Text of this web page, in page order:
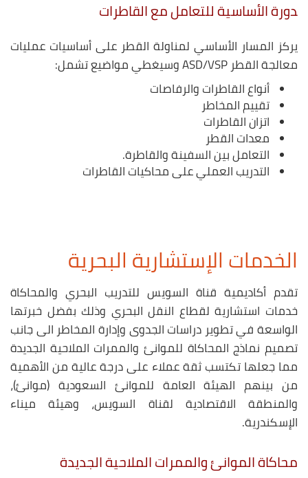
دورة الأساسية للتعامل مع القاطرات
يركز المسار الأساسي لمناولة القطر على أساسيات عمليات
معالجة القطر ASD/VSP وسيغطي مواضيع تشمل:
أنواع القاطرات والرفاصات
تقييم المخاطر
اتزان القاطرات
معدات القطر
التعامل بين السفينة والقاطرة.
التدريب العملي على محاكيات القاطرات
الخدمات الإستشارية البحرية
تقدم أكاديمية قناة السويس للتدريب البحري والمحاكاة
خدمات استشارية لقطاع النقل البحري وذلك بفضل خبرتها
الواسعة في تطوير دراسات الجدوى وإدارة المخاطر الى جانب
تصميم نماذج المحاكاة للموانئ والممرات الملاحية الجديدة
مما جعلها تكتسب ثقة عملاء على درجة عالية من الأهمية
من بينهم الهيئة العامة للموانئ السعودية (موانئ)،
والمنطقة الاقتصادية لقناة السويس، وهيئة ميناء
الإسكندرية.
محاكاة الموانئ والممرات الملاحية الجديدة